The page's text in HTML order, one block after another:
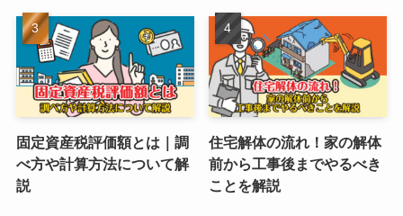
固定資産税評価額とは｜調
べ方や計算方法について解
説
住宅解体の流れ！家の解体
前から工事後までやるべき
ことを解説